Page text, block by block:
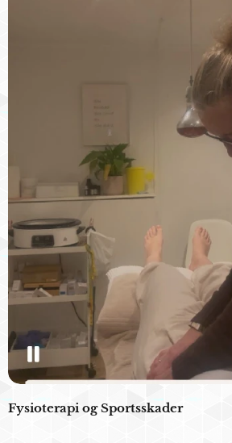
Fysioterapi og Sportsskader